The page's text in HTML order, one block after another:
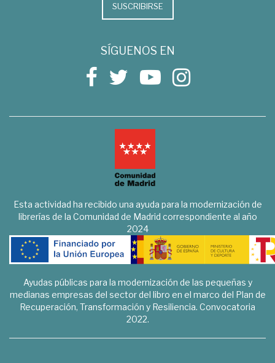
SUSCRIBIRSE
SÍGUENOS EN
Esta actividad ha recibido una ayuda para la modernización de
librerías de la Comunidad de Madrid correspondiente al año
2024
Ayudas públicas para la modernización de las pequeñas y
medianas empresas del sector del libro en el marco del Plan de
Recuperación, Transformación y Resiliencia. Convocatoria
2022.